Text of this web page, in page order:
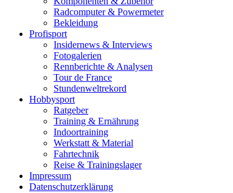
Radcomputer & Powermeter
Bekleidung
Profisport
Insidernews & Interviews
Fotogalerien
Rennberichte & Analysen
Tour de France
Stundenweltrekord
Hobbysport
Ratgeber
Training & Ernährung
Indoortraining
Werkstatt & Material
Fahrtechnik
Reise & Trainingslager
Impressum
Datenschutzerklärung